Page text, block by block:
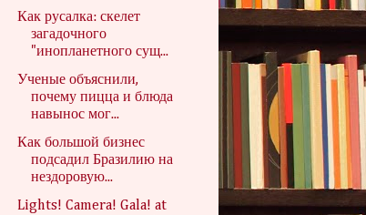
Как русалка: скелет
загадочного
"инопланетного сущ...
Ученые объяснили,
почему пицца и блюда
навынос мог...
Как большой бизнес
подсадил Бразилию на
нездоровую...
Lights! Camera! Gala! at